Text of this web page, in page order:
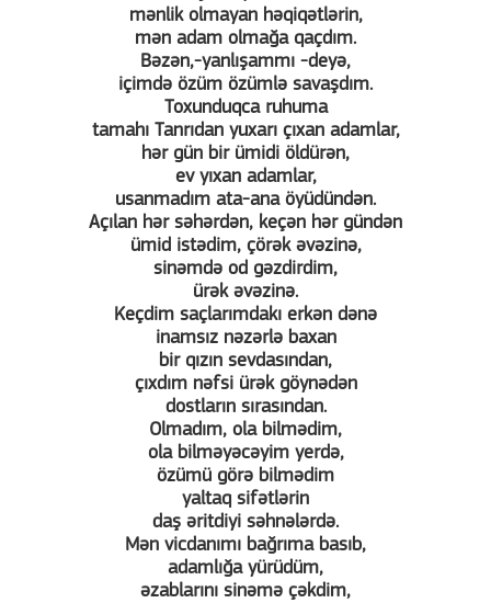
mənlik olmayan həqiqətlərin,
mən adam olmağa qaçdım.
Bəzən,-yanlışammı -deyə,
içimdə özüm özümlə savaşdım.
Toxunduqca ruhuma
tamahı Tanrıdan yuxarı çıxan adamlar,
hər gün bir ümidi öldürən,
ev yıxan adamlar,
usanmadım ata-ana öyüdündən.
Açılan hər səhərdən, keçən hər gündən
ümid istədim, çörək əvəzinə,
sinəmdə od gəzdirdim,
ürək əvəzinə.
Keçdim saçlarımdakı erkən dənə
inamsız nəzərlə baxan
bir qızın sevdasından,
çıxdım nəfsi ürək göynədən
dostların sırasından.
Olmadım, ola bilmədim,
ola bilməyəcəyim yerdə,
özümü görə bilmədim
yaltaq sifətlərin
daş əritdiyi səhnələrdə.
Mən vicdanımı bağrıma basıb,
adamlığa yürüdüm,
əzablarını sinəmə çəkdim,